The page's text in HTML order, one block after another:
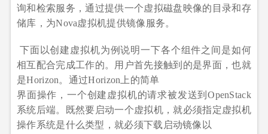
询和检索服务，通过提供一个虚拟磁盘映像的目录和存
储库，为Nova虚拟机提供镜像服务。
下面以创建虚拟机为例说明一下各个组件之间是如何
相互配合完成工作的。用户首先接触到的是界面，也就
是Horizon。通过Horizon上的简单
界面操作，一个创建虚拟机的请求被发送到OpenStack
系统后端。既然要启动一个虚拟机，就必须指定虚拟机
操作系统是什么类型，就必须下载启动镜像以